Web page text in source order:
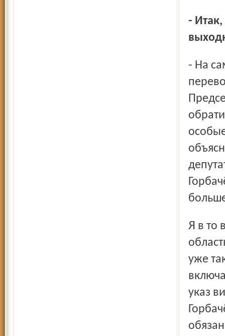
- Итак, 19 августа был понедельник… Как прошли
- На самом деле первая попытка государственного
Я в то время работал исполнительным директором
уже
указ